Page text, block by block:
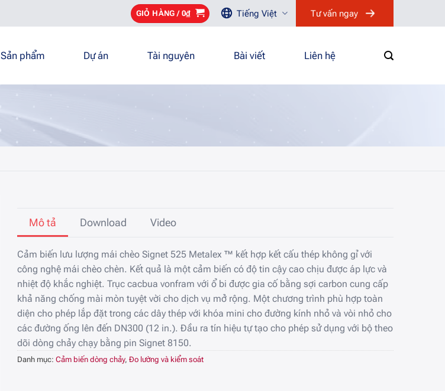
GIỎ HÀNG / 0₫ Tiếng Việt Tư vấn ngay
Sản phẩm Dự án Tài nguyên Bài viết Liên hệ
Mô tả Download Video
Cảm biến lưu lượng mái chèo Signet 525 Metalex ™ kết hợp kết cấu thép không gỉ với
công nghệ mái chèo chèn. Kết quả là một cảm biến có độ tin cậy cao chịu được áp lực và
nhiệt độ khắc nghiệt. Trục cacbua vonfram với ổ bi được gia cố bằng sợi carbon cung cấp
khả năng chống mài mòn tuyệt vời cho dịch vụ mở rộng. Một chương trình phù hợp toàn
diện cho phép lắp đặt trong các dây thép với khóa mini cho đường kính nhỏ và vòi nhỏ cho
các đường ống lên đến DN300 (12 in.). Đầu ra tín hiệu tự tạo cho phép sử dụng với bộ theo
dõi dòng chảy chạy bằng pin Signet 8150.
Danh mục: Cảm biến dòng chảy, Đo lường và kiểm soát